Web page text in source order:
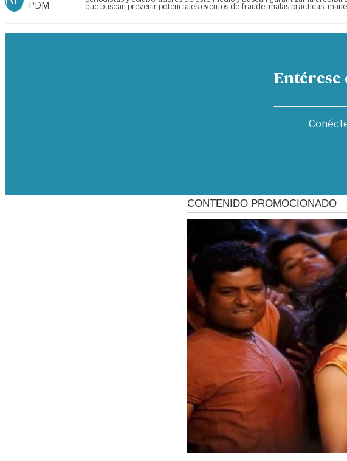
PDM
que buscan prevenir potenciales eventos de fraude, malas prácticas,
Entérese